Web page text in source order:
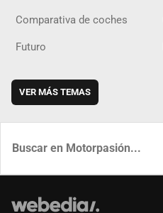
Comparativa de coches
Futuro
VER MÁS TEMAS